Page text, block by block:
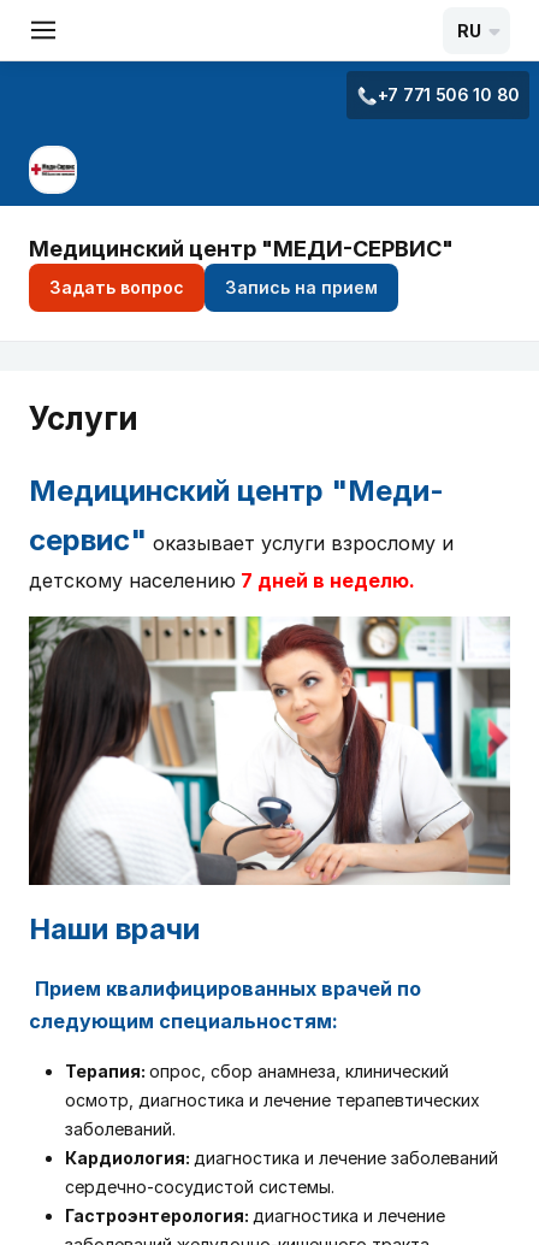
RU
+7 771 506 10 80
Медицинский центр "МЕДИ-СЕРВИС"
Задать вопрос Запись на прием
Услуги
Медицинский центр "Меди-
сервис" оказывает услуги взрослому и
детскому населению 7 дней в неделю.
Наши врачи
Прием квалифицированных врачей по
следующим специальностям:
Терапия: опрос, сбор анамнеза, клинический
осмотр, диагностика и лечение терапевтических
заболеваний.
Кардиология: диагностика и лечение заболеваний
сердечно-сосудистой системы.
Гастроэнтерология: диагностика и лечение